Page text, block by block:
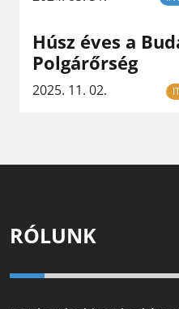
Húsz éves a
Polgárőrség
2025. 11. 02.
RÓLUNK